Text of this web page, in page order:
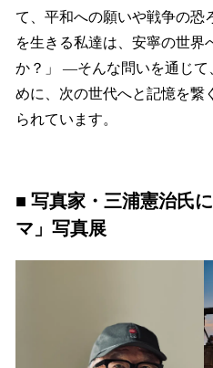
て、平和への願いや戦争の恐
を生きる私達は、安寧の世界
か？」 —そんな問いを通じて
めに、次の世代へと記憶を繋
られています。
■ 写真家・三浦憲治氏
マ」写真展